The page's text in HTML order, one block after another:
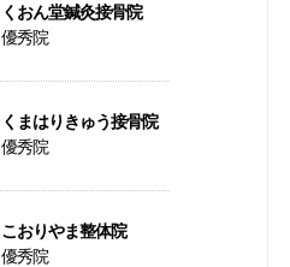
くおん堂鍼灸接骨院
優秀院
くまはりきゅう接骨院
優秀院
こおりやま整体院
優秀院